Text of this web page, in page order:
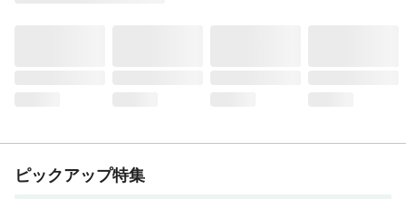
ピックアップ特集